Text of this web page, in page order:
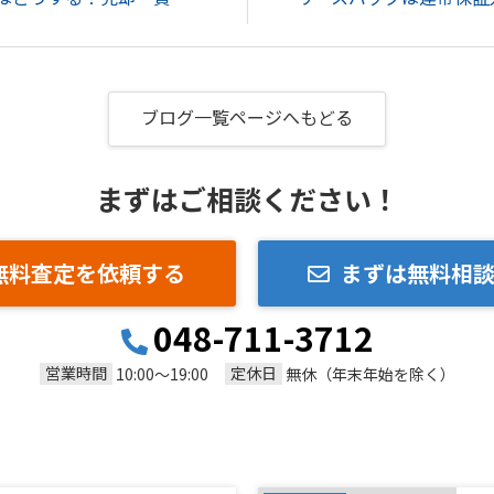
ブログ一覧ページへもどる
まずはご相談ください！
料査定を依頼する まずは無料相
048-711-3712
営業時間 10:00～19:00 定休日 無休（年末年始を除く）